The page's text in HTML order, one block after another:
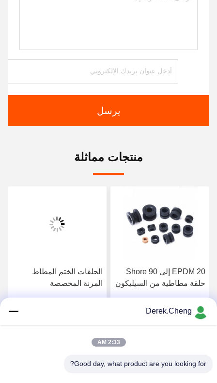
يرسل
منتجات مماثلة
EPDM 20 إلى 90 Shore
حلقة مطاطية من السيليكون
الحلقات الختم المطاط
المرنة المخصصة
Derek.Cheng
2:33 AM
Good day, what product are you looking for?